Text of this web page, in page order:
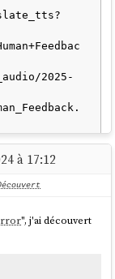
2025-
12-
alternative plus
à 17:12
", j'ai découvert